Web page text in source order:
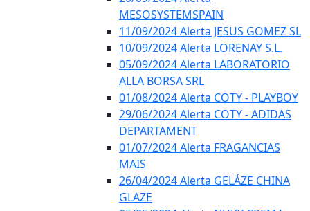
MESOSYSTEMSPAIN
11/09/2024 Alerta JESUS GOMEZ SL
10/09/2024 Alerta LORENAY S.L.
05/09/2024 Alerta LABORATORIO
ALLA BORSA SRL
01/08/2024 Alerta COTY - PLAYBOY
29/06/2024 Alerta COTY - ADIDAS
DEPARTAMENT
01/07/2024 Alerta FRAGANCIAS
MAIS
26/04/2024 Alerta GELÁZE CHINA
GLAZE